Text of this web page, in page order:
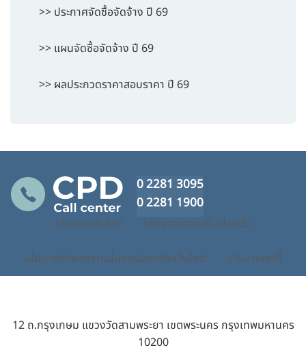
>> ประกาศจัดซื้อจัดจ้าง ปี 69
>> แผนจัดซื้อจัดจ้าง ปี 69
>> ผลประกวดราคาสอบราคา ปี 69
0 2281 3095
0 2281 1900
นโยบายเว็บไซต์ นโยบายความเป็นส่วนตัว
นโยบายรักษาความมั่นคงปลอดภัยเว็บไซต์ นโยบายคุกกี้
12 ถ.กรุงเกษม แขวงวัดสามพระยา เขตพระนคร กรุงเทพมหานคร
10200